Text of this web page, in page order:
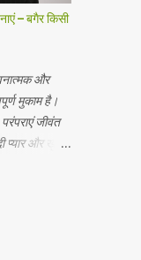
होटल
रुपये की
है , जो
– बगैर किसी
और
मुकाम है।
जीवंत
प्यार और खुशी